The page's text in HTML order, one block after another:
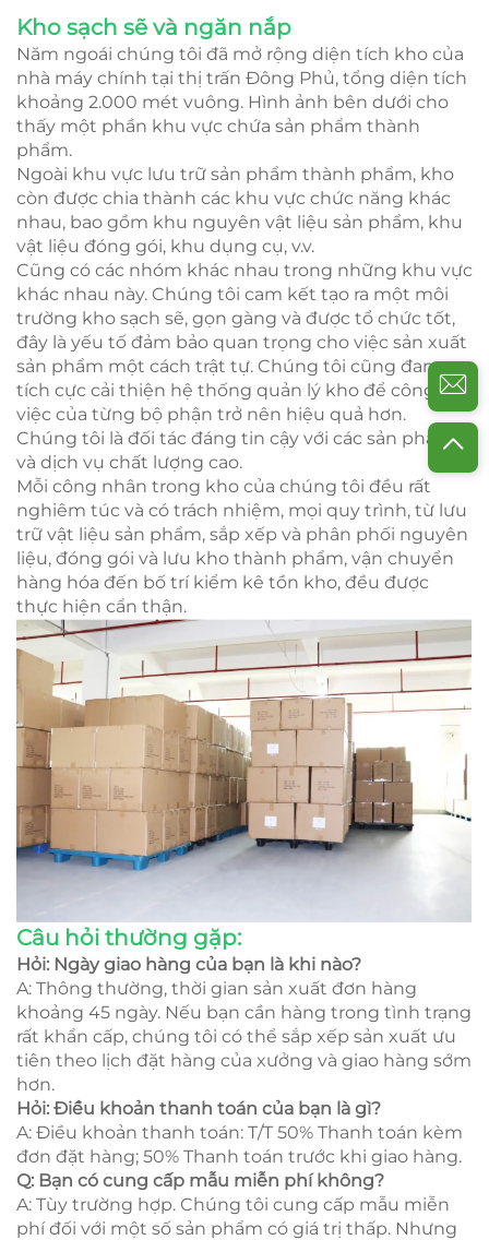
Kho sạch sẽ và ngăn nắp
Năm ngoái chúng tôi đã mở rộng diện tích kho của
nhà máy chính tại thị trấn Đông Phủ, tổng diện tích
khoảng 2.000 mét vuông. Hình ảnh bên dưới cho
thấy một phần khu vực chứa sản phẩm thành
phẩm.
Ngoài khu vực lưu trữ sản phẩm thành phẩm, kho
còn được chia thành các khu vực chức năng khác
nhau, bao gồm khu nguyên vật liệu sản phẩm, khu
vật liệu đóng gói, khu dụng cụ, v.v.
Cũng có các nhóm khác nhau trong những khu vực
khác nhau này. Chúng tôi cam kết tạo ra một môi
trường kho sạch sẽ, gọn gàng và được tổ chức tốt,
đây là yếu tố đảm bảo quan trọng cho việc sản xuất
sản phẩm một cách trật tự. Chúng tôi cũng đang
tích cực cải thiện hệ thống quản lý kho để công
việc của từng bộ phận trở nên hiệu quả hơn.
Chúng tôi là đối tác đáng tin cậy với các sản phẩm
và dịch vụ chất lượng cao.
Mỗi công nhân trong kho của chúng tôi đều rất
nghiêm túc và có trách nhiệm, mọi quy trình, từ lưu
trữ vật liệu sản phẩm, sắp xếp và phân phối nguyên
liệu, đóng gói và lưu kho thành phẩm, vận chuyển
hàng hóa đến bố trí kiểm kê tồn kho, đều được
thực hiện cẩn thận.
Câu hỏi thường gặp:
Hỏi: Ngày giao hàng của bạn là khi nào?
A: Thông thường, thời gian sản xuất đơn hàng
khoảng 45 ngày. Nếu bạn cần hàng trong tình trạng
rất khẩn cấp, chúng tôi có thể sắp xếp sản xuất ưu
tiên theo lịch đặt hàng của xưởng và giao hàng sớm
hơn.
Hỏi: Điều khoản thanh toán của bạn là gì?
A: Điều khoản thanh toán: T/T 50% Thanh toán kèm
đơn đặt hàng; 50% Thanh toán trước khi giao hàng.
Q: Bạn có cung cấp mẫu miễn phí không?
A: Tùy trường hợp. Chúng tôi cung cấp mẫu miễn
phí đối với một số sản phẩm có giá trị thấp. Nhưng